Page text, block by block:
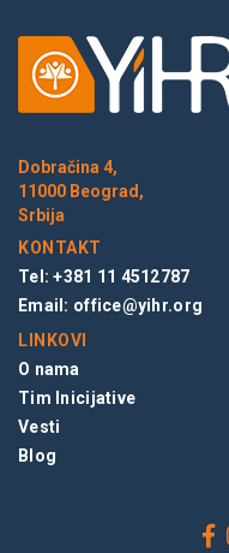
Dobračina 4,
11000 Beograd,
Srbija
KONTAKT
Tel: +381 11 4512787
Email: office@yihr.org
LINKOVI
O nama
Tim Inicijative
Vesti
Blog